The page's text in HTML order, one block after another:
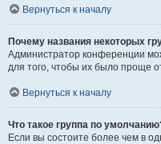
Вернуться к началу
Почему названия некоторых
Администратор конференции
для того, чтобы их было проще
Вернуться к началу
Что такое группа по
Если вы состоите более чем в